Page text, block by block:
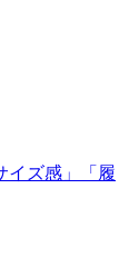
イズ感」「履